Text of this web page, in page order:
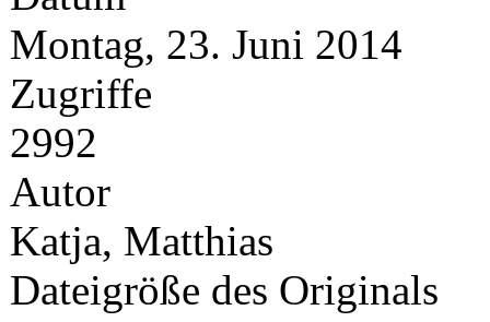
Montag, 23. Juni 2014
Zugriffe
2992
Autor
Katja, Matthias
Dateigröße des Originals